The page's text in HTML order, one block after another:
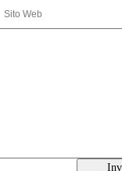
Sito Web